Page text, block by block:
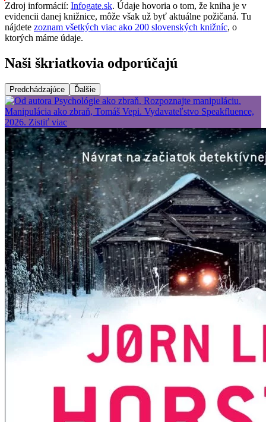
Zdroj informácií: Infogate.sk. Údaje hovoria o tom, že kniha je v
evidencii danej knižnice, môže však už byť aktuálne požičaná. Tu
nájdete zoznam všetkých viac ako 200 slovenských knižníc, o
ktorých máme údaje.
Naši škriatkovia odporúčajú
Predchádzajúce Ďalšie